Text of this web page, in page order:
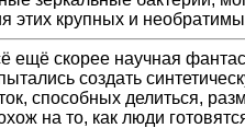
этих крупных и
ещё скорее научная
создать
способных делиться,
на то, как люди